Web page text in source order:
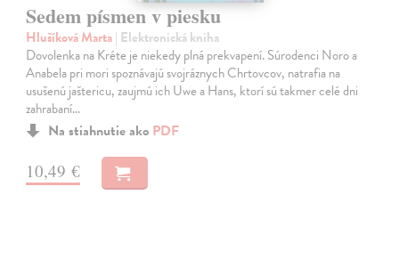
Sedem písmen v piesku
Hlušíková Marta| Elektronická kniha
Dovolenka na Kréte je niekedy plná prekvapení. Súrodenci Noro a
Anabela pri mori spoznávajú svojráznych Chrtovcov, natrafia na
usušenú jaštericu, zaujmú ich Uwe a Hans, ktorí sú takmer celé dni
zahrabaní…
Na stiahnutie ako PDF
10,49 €